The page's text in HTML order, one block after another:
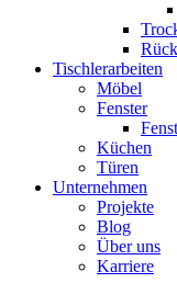
Tischlerarbeiten
Möbel
Fenster
Küchen
Türen
Unternehmen
Projekte
Blog
Über uns
Karriere